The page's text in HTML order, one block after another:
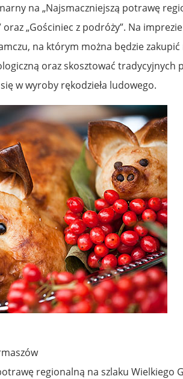
na „Najsmaczniejszą potrawę
„Gościniec z podróży”. Na
na którym można będzie
oraz skosztować tradycyjnych
w wyroby rękodzieła ludowego.
regionalną na szlaku Wielkiego